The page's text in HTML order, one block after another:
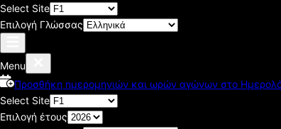
Select Site
Επιλογή Γλώσσας
Menu
Προσθήκη ημερομηνιών και ωρών αγώνων στο
Select Site
Επιλογή έτους